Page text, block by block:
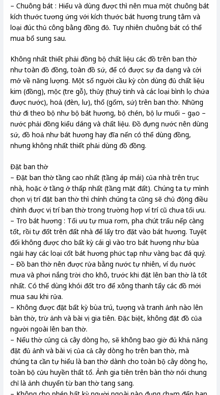
– Chuông bát : Hiểu và dùng được thì nên mua một chuông bát
kích thước tương ứng với kích thước bát hương trung tâm và
loại đúc thủ công bằng đồng đỏ. Tuy nhiên chuông bát có thể
mua bổ sung sau.
Không nhất thiết phải đồng bộ chất liệu các đồ trên ban thờ
như toàn đồ đồng, toàn đồ sứ, để có được sự đa dạng và cởi
mở về năng lượng. Một số người cầu kỳ còn dùng đủ chất liệu
kim (đồng), mộc (tre gỗ), thủy (thuỷ tinh và các loại bình lọ chứa
được nước), hoả (đèn, lư), thổ (gốm, sứ) trên ban thờ. Những
thứ đi theo bộ như bộ bát hương, bộ chén, bộ lư muối – gạo –
nước phải đồng kiểu dáng và chất liệu. Đồ đựng nước nên dùng
sứ, đồ hoả như bát hương hay đĩa nến có thể dùng đồng,
nhưng không nhất thiết phải dùng đồ đồng.
Đặt ban thờ
– Đặt ban thờ tầng cao nhất (tầng áp mái) của nhà trên trục
nhà, hoặc ở tầng ở thấp nhất (tầng mặt đất). Chúng ta tự mình
chọn vị trí đặt ban thờ thì chính chúng ta cũng sẽ chủ động điều
chỉnh được vị trí ban thờ trong trường hợp ví trí cũ chưa tối ưu.
– Tro bát hương : Tối ưu tự mua rơm, pha chút trấu nếp càng
tốt, rồi tự đốt trên đất nhà để lấy tro đặt vào bát hương. Tuyệt
đối không được cho bất kỳ cái gì vào tro bát hương như bùa
ngải hay các loại cốt bát hương phức tạp như vàng bạc đá quý.
– Đồ ban thờ nên được rửa bằng nước tự nhiên, ví dụ nước
mưa và phơi nắng trời cho khô, trước khi đặt lên ban thờ là tốt
nhất. Có thể dùng khói đốt tro để xông thanh tẩy các đồ mới
mua sau khi rửa.
– Không được đặt bất kỳ bùa trú, tượng và tranh ảnh nào lên
bàn thờ, trừ ảnh và bài vị gia tiên. Đặc biệt, không đặt đồ của
người ngoài lên ban thờ.
– Nếu thờ cúng cả cây dòng họ, sẽ không bao giờ đủ khả năng
đặt đủ ảnh và bài vị của cả cây dòng họ trên ban thờ, mà
chúng ta cần tự hiểu là ban thờ dành cho toàn bộ cây dòng họ,
toàn bộ cửu huyền thất tổ. Ảnh gia tiên trên bàn thờ nói chung
chỉ là ảnh chuyển từ ban thờ tang sang.